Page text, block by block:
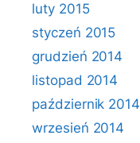
luty 2015
styczeń 2015
grudzień 2014
listopad 2014
październik 2014
wrzesień 2014